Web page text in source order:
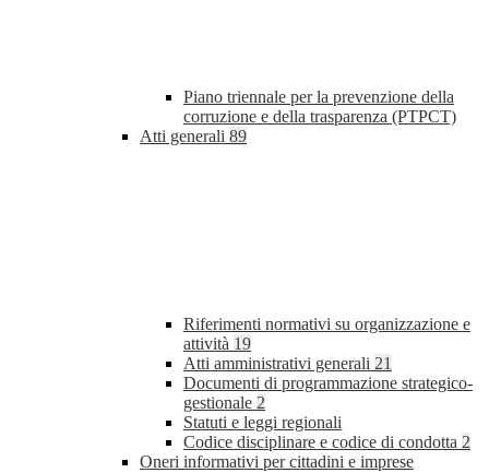
Piano triennale per la prevenzione della
corruzione e della trasparenza (PTPCT)
Atti generali 89
Riferimenti normativi su organizzazione e
attività 19
Atti amministrativi generali 21
Documenti di programmazione strategico-
gestionale 2
Statuti e leggi regionali
Codice disciplinare e codice di condotta 2
Oneri informativi per cittadini e imprese